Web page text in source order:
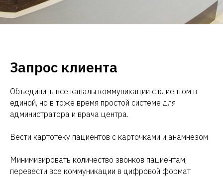
Запрос клиента
Объединить все каналы коммуникации с клиентом в
единой, но в тоже время простой системе для
администратора и врача центра.
Вести картотеку пациентов с карточками и анамнезом
Минимизировать количество звонков пациентам,
перевести все коммуникации в цифровой формат